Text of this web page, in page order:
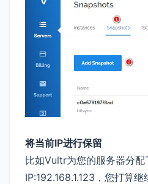
将当前IP进行保留
比如Vultr为您的服务器分配
IP:192.168.1.123，您打算